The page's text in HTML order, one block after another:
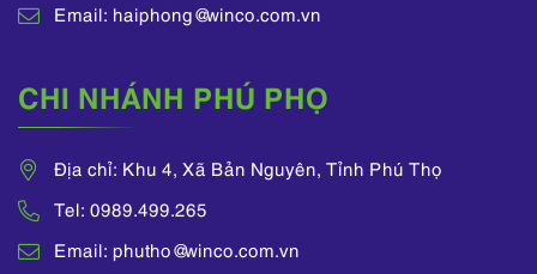
Email: haiphong@winco.com.vn
CHI NHÁNH PHÚ PHỌ
Địa chỉ: Khu 4, Xã Bản Nguyên, Tỉnh Phú Thọ
Tel: 0989.499.265
Email: phutho@winco.com.vn